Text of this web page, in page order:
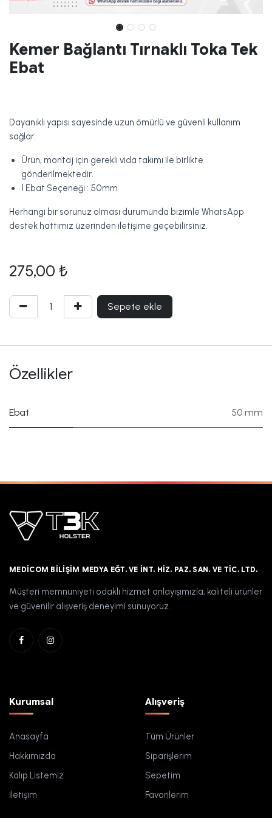
Kemer Bağlantı Tırnaklı Toka Tek
Ebat
Dayanıklı yapısı sayesinde uzun ömürlü ve güvenli kullanım
sağlar.
Ürün, montaj için gerekli vida takımı ile birlikte
gönderilmektedir.
1 Ebat Seçeneği : 50mm
Herhangi bir sorunuz olması durumunda bizimle WhatsApp
destek hattımız üzerinden iletişime geçebilirsiniz.
275,00 ₺
Sepete ekle
Özellikler
Ebat 50 mm
MEDICOM BILIŞIM MEDYA EĞT. VE İNT. HIZ. PAZ. SAN. VE TIC. LTD.
Müşteri memnuniyeti odaklı hizmet anlayışımızla, kaliteli ürünler
ve güvenilir alışveriş deneyimi sunuyoruz.
Kurumsal
Anasayfa
Hakkımızda
Kalıp Listemiz
İletişim
Alışveriş
Tüm Ürünler
Siparişlerim
Sepetim
Favorilerim